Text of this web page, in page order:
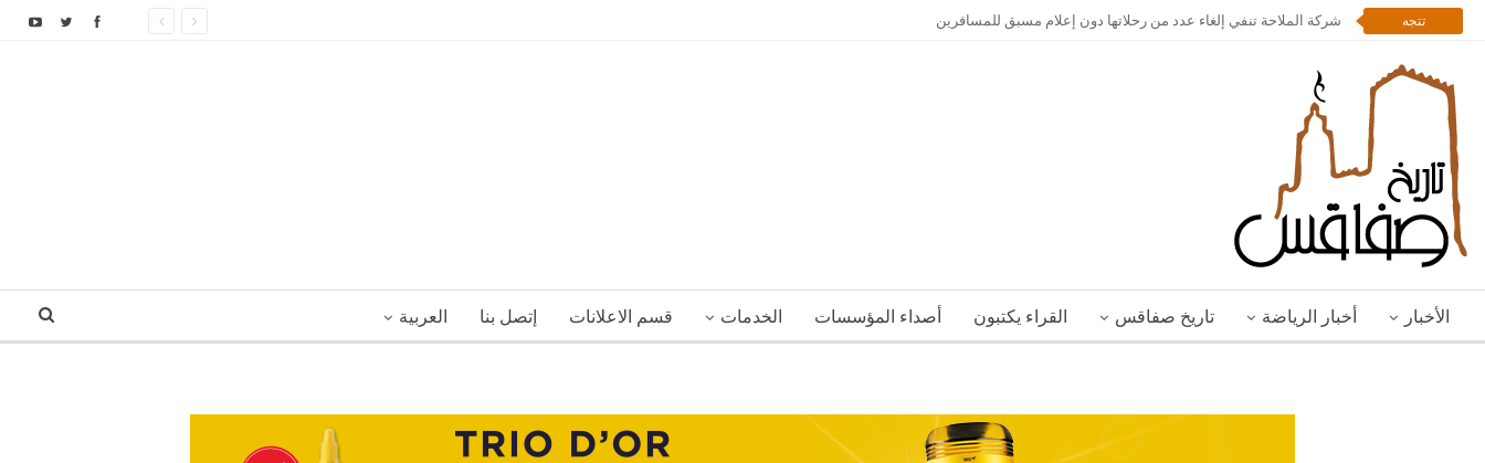
تتجه شركة الملاحة تنفي إلغاء عدد من رحلاتها دون إعلام مسبق للمسافرين
الأخبار أخبار الرياضة تاريخ صفاقس القراء يكتبون أصداء المؤسسات الخدمات قسم الاعلانات إتصل بنا العربية